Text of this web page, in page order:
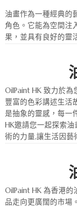
油畫作為一種經典的
角色。它能為空間注
果，並具有良好的靈
OilPaint HK 致力於
豐富的色彩講述生活
是抽象的靈感，每一
HK邀請您一起探索
術的力量,讓生活因藝
OilPaint HK 為香港
品走向更廣闊的市場